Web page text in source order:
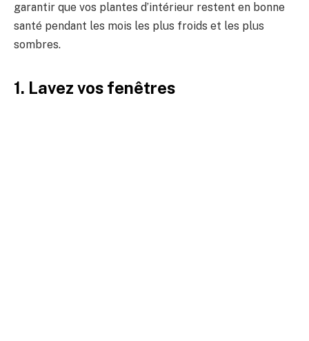
garantir que vos plantes d’intérieur restent en bonne
santé pendant les mois les plus froids et les plus
sombres.
1. Lavez vos fenêtres